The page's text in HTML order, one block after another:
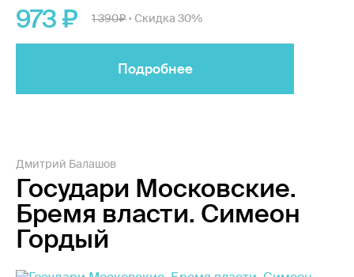
973 1 390 • Скидка 30%
Подробнее
Дмитрий Балашов
Государи Московские.
Бремя власти. Симеон
Гордый